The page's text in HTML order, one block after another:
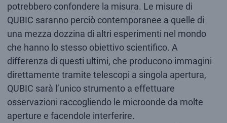
potrebbero confondere la misura. Le misure di
QUBIC saranno perciò contemporanee a quelle di
una mezza dozzina di altri esperimenti nel mondo
che hanno lo stesso obiettivo scientifico. A
differenza di questi ultimi, che producono immagini
direttamente tramite telescopi a singola apertura,
QUBIC sarà l’unico strumento a effettuare
osservazioni raccogliendo le microonde da molte
aperture e facendole interferire.